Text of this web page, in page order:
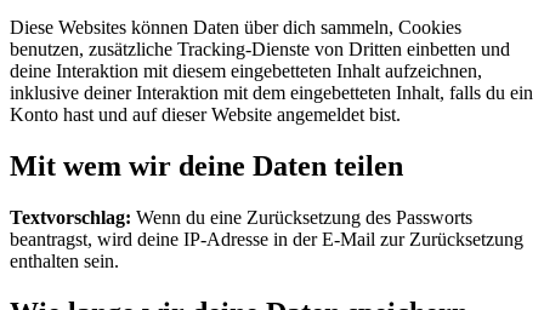
Diese Websites können Daten über dich sammeln, Cookies
benutzen, zusätzliche Tracking-Dienste von Dritten einbetten und
deine Interaktion mit diesem eingebetteten Inhalt aufzeichnen,
inklusive deiner Interaktion mit dem eingebetteten Inhalt, falls du ein
Konto hast und auf dieser Website angemeldet bist.
Mit wem wir deine Daten teilen
Textvorschlag: Wenn du eine Zurücksetzung des Passworts
beantragst, wird deine IP-Adresse in der E-Mail zur Zurücksetzung
enthalten sein.